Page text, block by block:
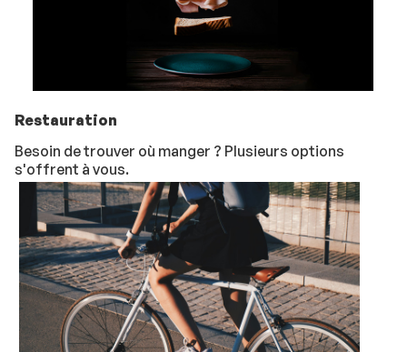
Restauration
Besoin de trouver où manger ? Plusieurs options
s'offrent à vous.